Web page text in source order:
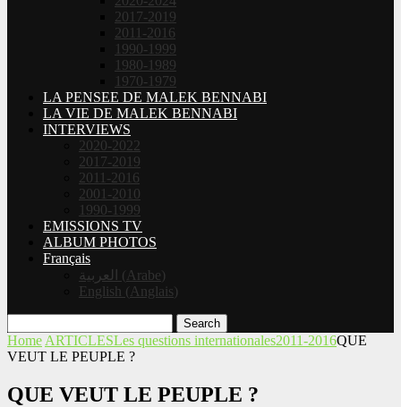
2017-2019
2011-2016
1990-1999
1980-1989
1970-1979
LA PENSEE DE MALEK BENNABI
LA VIE DE MALEK BENNABI
INTERVIEWS
2020-2022
2017-2019
2011-2016
2001-2010
1990-1999
EMISSIONS TV
ALBUM PHOTOS
Français
العربية
( Arabe )
English ( Anglais )
Search
Home ARTICLESLes questions internationales2011-2016QUE
VEUT LE PEUPLE ?
QUE VEUT LE PEUPLE ?